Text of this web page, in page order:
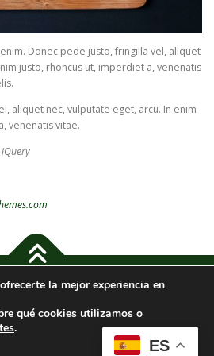
Donec pede justo, fringilla vel, aliquet
justo, rhoncus ut, imperdiet a, venenatis
aliquet nec, vulputate eget, arcu. In enim
venenatis vitae.
jQuery
Pizza |Política de Privacidad-
de cookies-Accesibilidad
ES
la mejor experiencia en
qué cookies utilizamos o
.